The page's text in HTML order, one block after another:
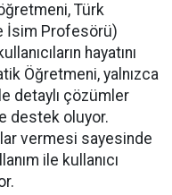
Türk
İsim Profesörü)
hayatını
Öğretmeni, yalnızca
detaylı çözümler
destek oluyor.
vermesi sayesinde
ile kullanıcı